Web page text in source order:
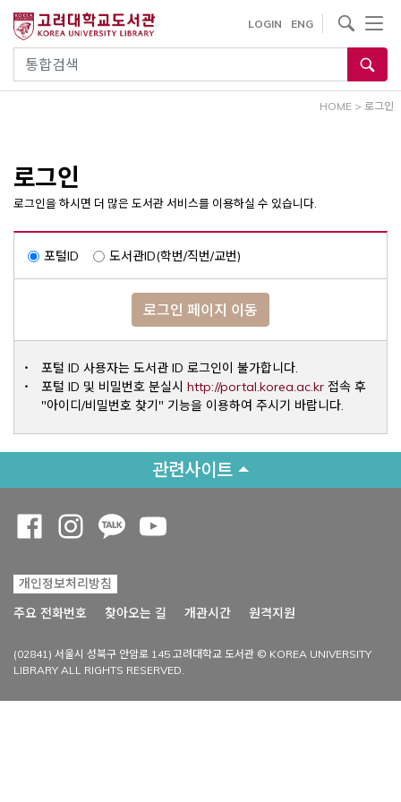
건
통합검색
LOGIN ENG
사이트내 검색
HOME > 로그인
로그인
로그인을 하시면 더 많은 도서관 서비스를 이용하실 수 있습니다.
포털ID 도서관ID(학번/직번/교번)
로그인 페이지 이동
포털 ID 사용자는 도서관 ID 로그인이 불가합니다.
포털 ID 및 비밀번호 분실시 http://portal.korea.ac.krOpens a
접속 후
"아이디/비밀번호 찾기" 기능을 이용하여 주시기 바랍니다.
관련사이트
개인정보처리방침
주요 전화번호
찾아오는 길 개관시간 원격지원
(02841) 서울시 성북구 안암로 145 고려대학교 도서관 © KOREA UNIVERSITY
LIBRARY ALL RIGHTS RESERVED.
Opens a new window
Opens a new window
Opens a new window